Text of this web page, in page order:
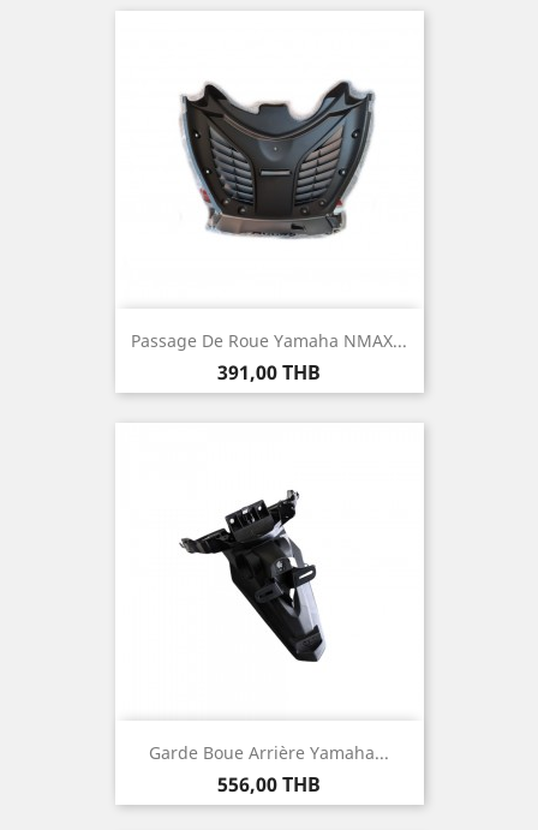
Passage De Roue Yamaha NMAX...
Prix
391,00 THB
Garde Boue Arrière Yamaha...
Prix
556,00 THB